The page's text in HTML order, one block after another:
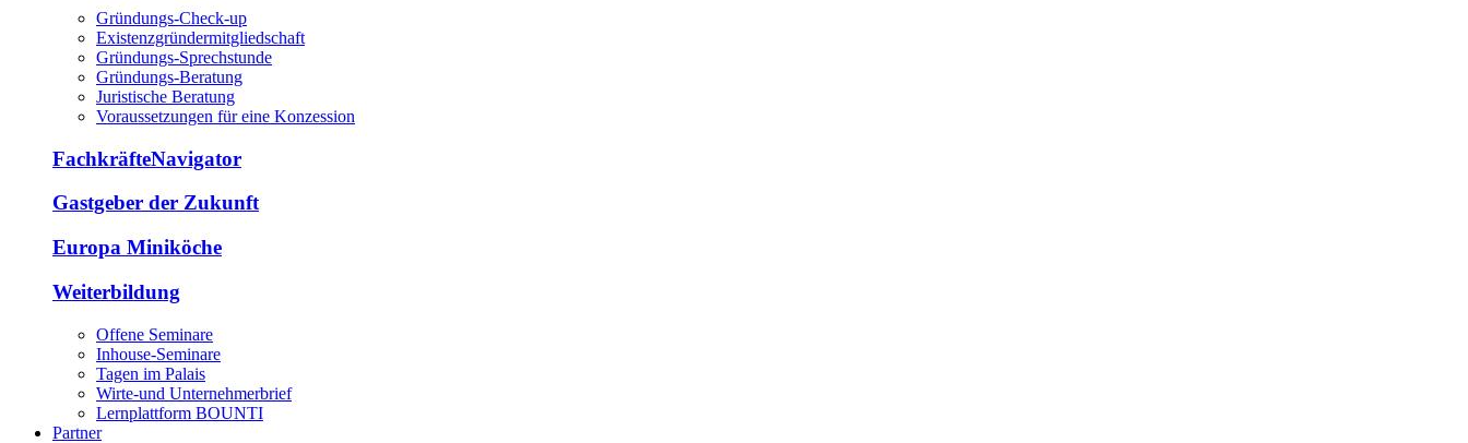
Gründungs-Check-up
Existenzgründermitgliedschaft
Gründungs-Sprechstunde
Gründungs-Beratung
Juristische Beratung
Voraussetzungen für eine Konzession
FachkräfteNavigator
Gastgeber der Zukunft
Europa Miniköche
Weiterbildung
Offene Seminare
Inhouse-Seminare
Tagen im Palais
Wirte-und Unternehmerbrief
Lernplattform BOUNTI
Partner